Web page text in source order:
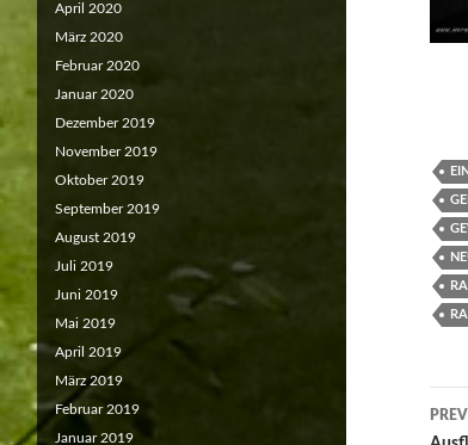
April 2020
März 2020
Februar 2020
Januar 2020
Dezember 2019
November 2019
Oktober 2019
September 2019
August 2019
Juli 2019
Juni 2019
Mai 2019
April 2019
März 2019
Februar 2019
Januar 2019